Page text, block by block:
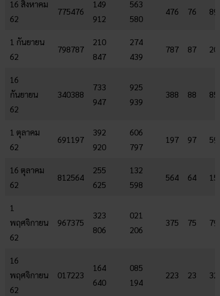
16 สิงหาคม
62
775476
149
912
563
580
476 76 89
1 กันยายน
62
798787
210
847
274
439
787 87 20
16
กันยายน
62
340388
733
947
925
939
388 88 85
1 ตุลาคม
62
691197
392
920
606
797
197 97 59
16 ตุลาคม
62
812564
255
625
132
598
564 64 15
1
พฤศจิกายน
62
967375
323
806
021
206
375 75 79
16
พฤศจิกายน
62
017223
164
640
085
194
223 23 32